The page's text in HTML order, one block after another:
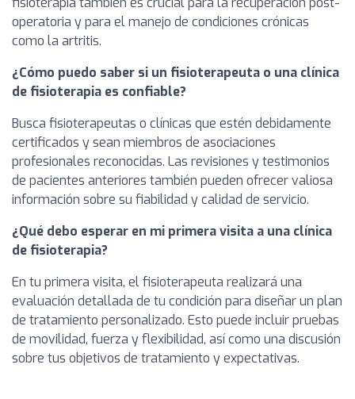
operatoria y para el manejo de condiciones crónicas
como la artritis.
¿Cómo puedo saber si un fisioterapeuta o una clínica
de fisioterapia es confiable?
Busca fisioterapeutas o clínicas que estén debidamente
certificados y sean miembros de asociaciones
profesionales reconocidas. Las revisiones y testimonios
de pacientes anteriores también pueden ofrecer valiosa
información sobre su fiabilidad y calidad de servicio.
¿Qué debo esperar en mi primera visita a una clínica
de fisioterapia?
En tu primera visita, el fisioterapeuta realizará una
evaluación detallada de tu condición para diseñar un plan
de tratamiento personalizado. Esto puede incluir pruebas
de movilidad, fuerza y flexibilidad, así como una discusión
sobre tus objetivos de tratamiento y expectativas.